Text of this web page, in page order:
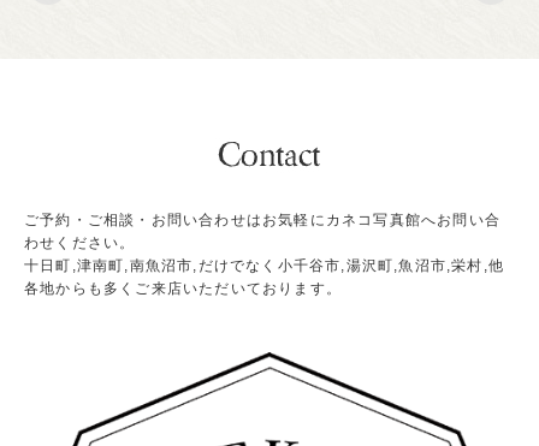
ご予約・ご相談・お問い合わせはお気軽にカネコ写真館へお問い合
わせください。
十日町,津南町,南魚沼市,だけでなく小千谷市,湯沢町,魚沼市,栄村,他
各地からも多くご来店いただいております。